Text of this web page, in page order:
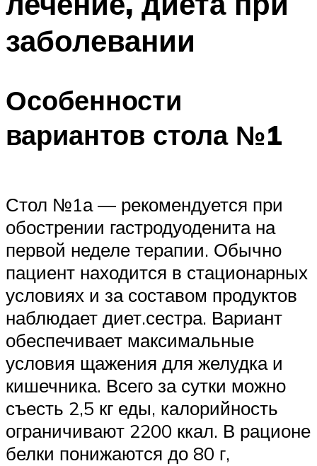
заболевании
Особенности
вариантов стола №1
Стол №1а — рекомендуется при
обострении гастродуоденита на
первой неделе терапии. Обычно
пациент находится в стационарных
условиях и за составом продуктов
наблюдает диет.сестра. Вариант
обеспечивает максимальные
условия щажения для желудка и
кишечника. Всего за сутки можно
съесть 2,5 кг еды, калорийность
ограничивают 2200 ккал. В рационе
белки понижаются до 80 г,